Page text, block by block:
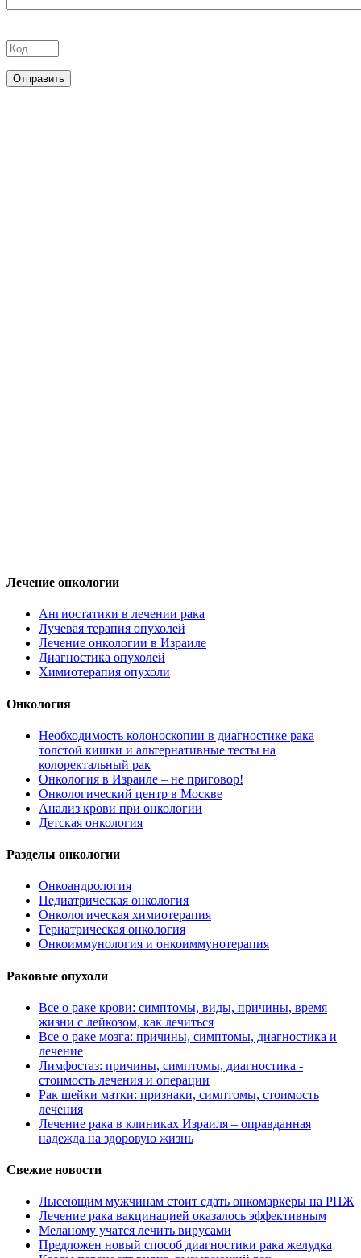
Лечение онкологии
Ангиостатики в лечении рака
Лучевая терапия опухолей
Лечение онкологии в Израиле
Диагностика опухолей
Химиотерапия опухоли
Онкология
Необходимость колоноскопии в диагностике рака
толстой кишки и альтернативные тесты на
колоректальный рак
Онкология в Израиле – не приговор!
Онкологический центр в Москве
Анализ крови при онкологии
Детская онкология
Разделы онкологии
Онкоандрология
Педиатрическая онкология
Онкологическая химиотерапия
Гериатрическая онкология
Онкоиммунология и онкоиммунотерапия
Раковые опухоли
Все о раке крови: симптомы, виды, причины, время
жизни с лейкозом, как лечиться
Все о раке мозга: причины, симптомы, диагностика и
лечение
Лимфостаз: причины, симптомы, диагностика -
стоимость лечения и операции
Рак шейки матки: признаки, симптомы, стоимость
лечения
Лечение рака в клиниках Израиля – оправданная
надежда на здоровую жизнь
Свежие новости
Лысеющим мужчинам стоит сдать онкомаркеры на РПЖ
Лечение рака вакцинацией оказалось эффективным
Меланому учатся лечить вирусами
Предложен новый способ диагностики рака желудка